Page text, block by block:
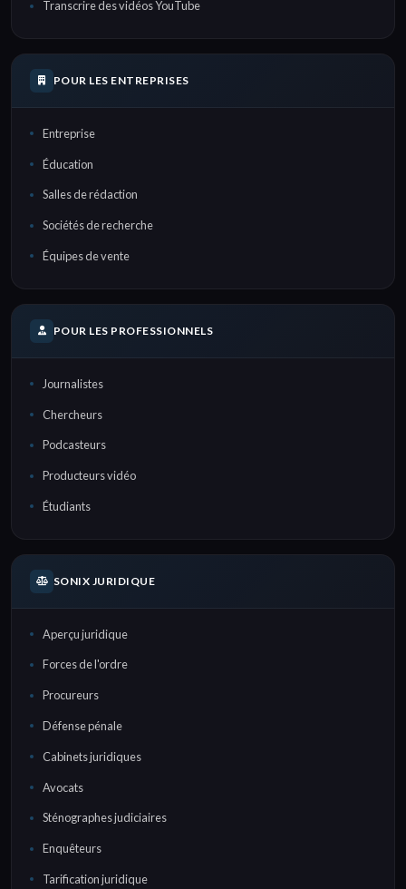
Transcrire des vidéos YouTube
POUR LES ENTREPRISES
Entreprise
Éducation
Salles de rédaction
Sociétés de recherche
Équipes de vente
POUR LES PROFESSIONNELS
Journalistes
Chercheurs
Podcasteurs
Producteurs vidéo
Étudiants
SONIX JURIDIQUE
Aperçu juridique
Forces de l'ordre
Procureurs
Défense pénale
Cabinets juridiques
Avocats
Sténographes judiciaires
Enquêteurs
Tarification juridique